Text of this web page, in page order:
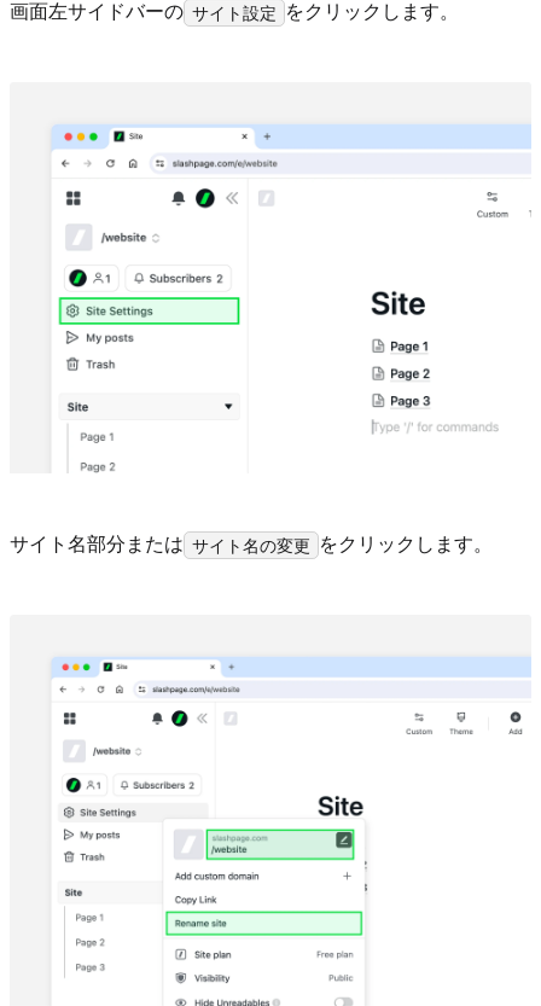
画面左サイドバーの サイト設定 をクリックします。
サイト名部分または サイト名の変更 をクリックします。